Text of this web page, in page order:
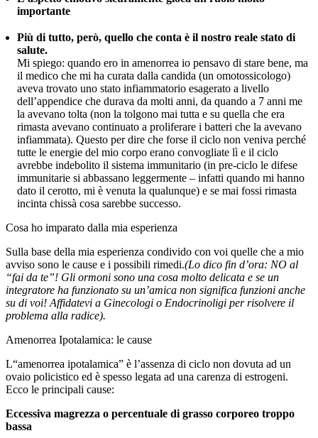
importante
Più di tutto, però, quello che conta è il nostro reale stato di
salute.
Mi spiego: quando ero in amenorrea io pensavo di stare bene, ma
il medico che mi ha curata dalla candida (un omotossicologo)
aveva trovato uno stato infiammatorio esagerato a livello
dell’appendice che durava da molti anni, da quando a 7 anni me
la avevano tolta (non la tolgono mai tutta e su quella che era
rimasta avevano continuato a proliferare i batteri che la avevano
infiammata). Questo per dire che forse il ciclo non veniva perché
tutte le energie del mio corpo erano convogliate lì e il ciclo
avrebbe indebolito il sistema immunitario (in pre-ciclo le difese
immunitarie si abbassano leggermente – infatti quando mi hanno
dato il cerotto, mi è venuta la qualunque) e se mai fossi rimasta
incinta chissà cosa sarebbe successo.
Cosa ho imparato dalla mia esperienza
Sulla base della mia esperienza condivido con voi quelle che a mio
avviso sono le cause e i possibili rimedi.(Lo dico fin d’ora: NO al
“fai da te”! Gli ormoni sono una cosa molto delicata e se un
integratore ha funzionato su un’amica non significa funzioni anche
su di voi! Affidatevi a Ginecologi o Endocrinoligi per risolvere il
problema alla radice).
Amenorrea Ipotalamica: le cause
L“amenorrea ipotalamica” è l’assenza di ciclo non dovuta ad un
ovaio policistico ed è spesso legata ad una carenza di estrogeni.
Ecco le principali cause:
Eccessiva magrezza o percentuale di grasso corporeo troppo
bassa